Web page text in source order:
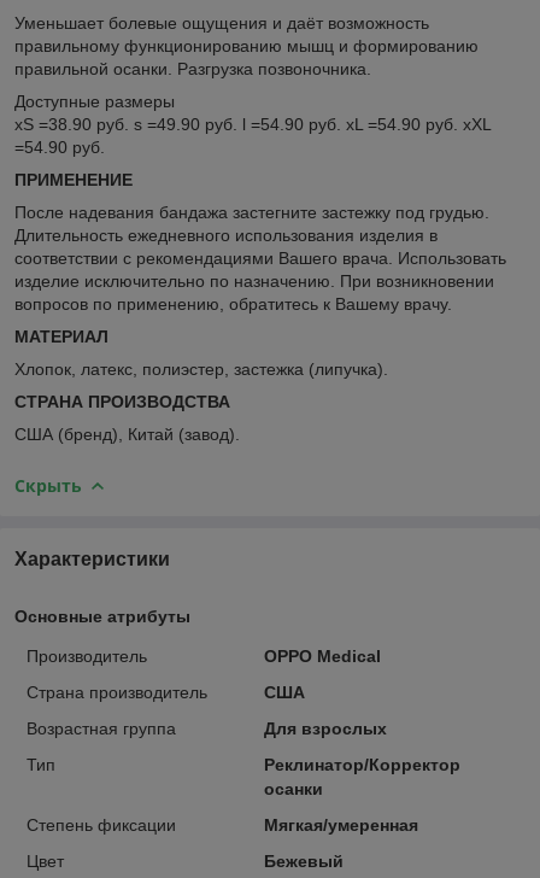
Уменьшает болевые ощущения и даёт возможность
правильному функционированию мышц и формированию
правильной осанки. Разгрузка позвоночника.
Доступные размеры
xS =38.90 руб. s =49.90 руб. l =54.90 руб. xL =54.90 руб. xXL
=54.90 руб.
ПРИМЕНЕНИЕ
После надевания бандажа застегните застежку под грудью.
Длительность ежедневного использования изделия в
соответствии с рекомендациями Вашего врача. Использовать
изделие исключительно по назначению. При возникновении
вопросов по применению, обратитесь к Вашему врачу.
МАТЕРИАЛ
Хлопок, латекс, полиэстер, застежка (липучка).
СТРАНА ПРОИЗВОДСТВА
США (бренд), Китай (завод).
Скрыть
Характеристики
Основные атрибуты
Производитель
OPPO Medical
Страна производитель
США
Возрастная группа
Для взрослых
Тип
Реклинатор/Корректор
осанки
Степень фиксации
Мягкая/умеренная
Цвет
Бежевый